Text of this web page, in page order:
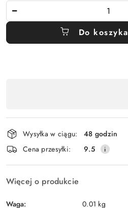
Do koszyka
płatność
i
dostawa
Wysyłka w ciągu:
48 godzin
Cena przesyłki:
9.5
Więcej o produkcie
Waga: 0.01 kg